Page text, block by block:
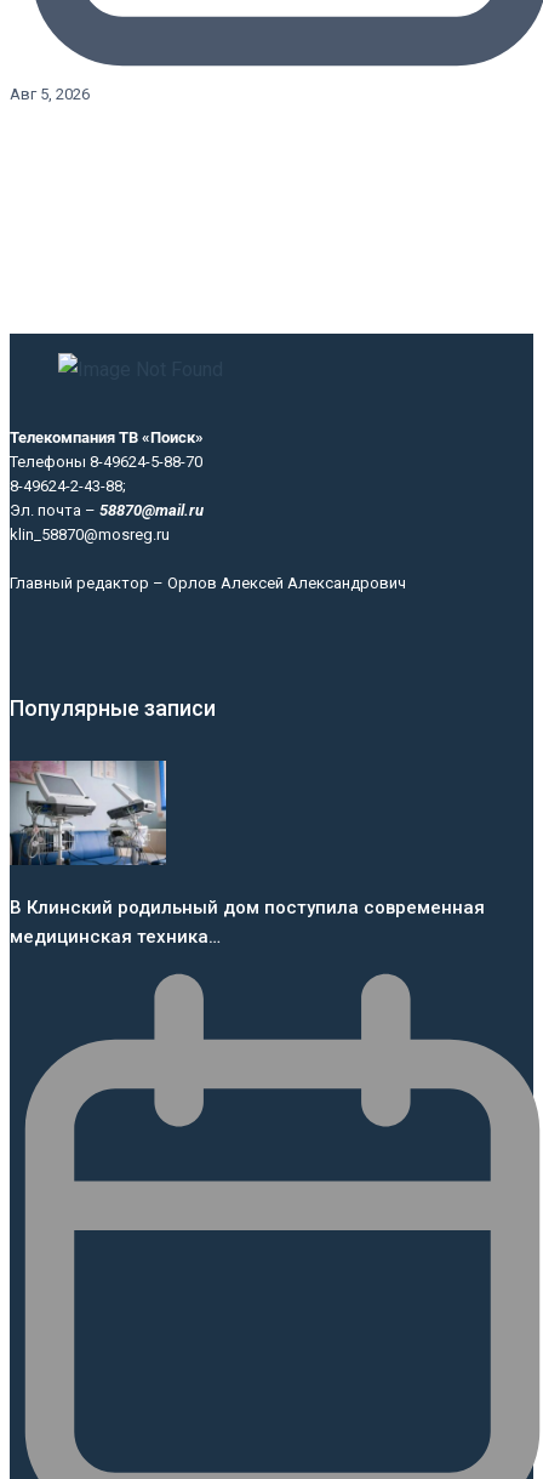
Авг 5, 2026
Телекомпания ТВ «Поиск»
Телефоны 8-49624-5-88-70
8-49624-2-43-88;
Эл. почта – 58870@mail.ru
klin_58870@mosreg.ru
Главный редактор – Орлов Алексей Александрович
Популярные записи
В Клинский родильный дом поступила современная
медицинская техника…